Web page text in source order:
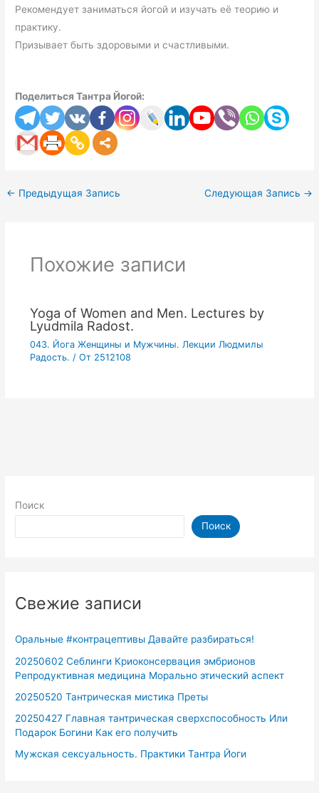
Рекомендует заниматься йогой и изучать её теорию и
практику.
Призывает быть здоровыми и счастливыми.
Поделиться Тантра Йогой:
← Предыдущая Запись Следующая Запись →
Похожие записи
Yoga of Women and Men. Lectures by
Lyudmila Radost.
043. Йога Женщины и Мужчины. Лекции Людмилы
Радость. / От 2512108
Поиск
Поиск
Свежие записи
Оральные #контрацептивы Давайте разбираться!
20250602 Себлинги Криоконсервация эмбрионов
Репродуктивная медицина Морально этический аспект
20250520 Тантрическая мистика Преты
20250427 Главная тантрическая сверхспособность Или
Подарок Богини Как его получить
Мужская сексуальность. Практики Тантра Йоги